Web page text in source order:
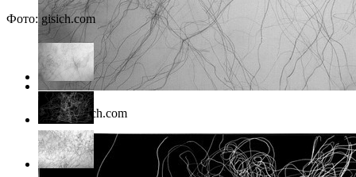
Фото: gisich.com
Фото: gisich.com